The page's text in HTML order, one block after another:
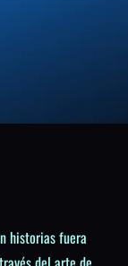
historias fuera